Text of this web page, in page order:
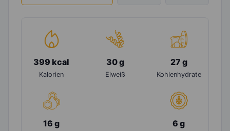
399 kcal
Kalorien
30 g
Eiweiß
27 g
Kohlenhydrate
16 g 6 g